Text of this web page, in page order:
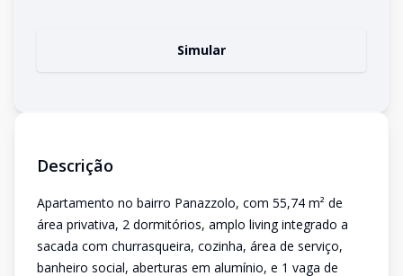
Simular
Descrição
Apartamento no bairro Panazzolo, com 55,74 m² de
área privativa, 2 dormitórios, amplo living integrado a
sacada com churrasqueira, cozinha, área de serviço,
banheiro social, aberturas em alumínio, e 1 vaga de